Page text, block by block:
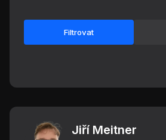
Filtrovat
Jiří Meitner